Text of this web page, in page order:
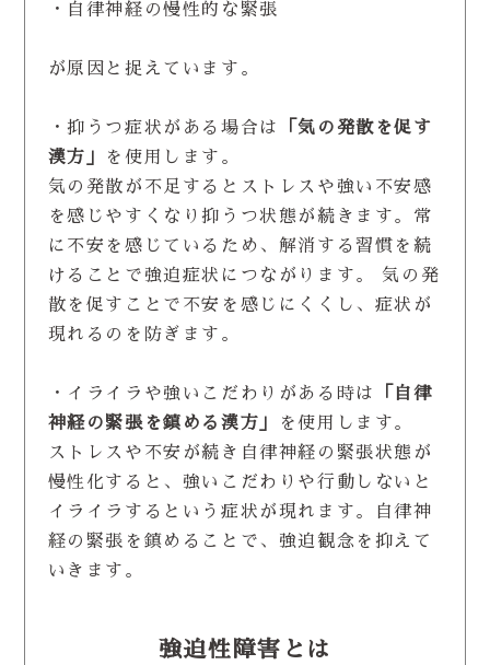
・自律神経の慢性的な緊張
が原因と捉えています。
・抑うつ症状がある場合は
「気の発散を促す
漢方」
を使用します。
気の発散が不足するとストレスや強い不安感
を感じやすくなり抑うつ状態が続きます。常
に不安を感じているため、解消する習慣を続
けることで強迫症状につながります。 気の発
散を促すことで不安を感じにくくし、症状が
現れるのを防ぎます。
・イライラや強いこだわりがある時は
「自律
神経の緊張を鎮める漢方」
を使用します。
ストレスや不安が続き自律神経の緊張状態が
慢性化すると、強いこだわりや行動しないと
イライラするという症状が現れます。自律神
経の緊張を鎮めることで、強迫観念を抑えて
いきます。
強迫性障害とは